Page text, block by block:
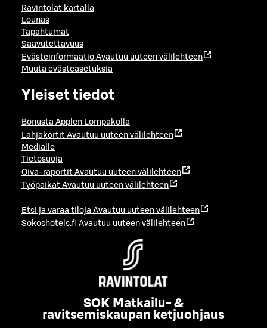
Ravintolat kartalla
Lounas
Tapahtumat
Saavutettavuus
Evästeinformaatio Avautuu uuteen välilehteen
Muuta evästeasetuksia
Yleiset tiedot
Bonusta Applen Lompakolla
Lahjakortit Avautuu uuteen välilehteen
Medialle
Tietosuoja
Oiva-raportit Avautuu uuteen välilehteen
Työpaikat Avautuu uuteen välilehteen
Etsi ja varaa tiloja Avautuu uuteen välilehteen
Sokoshotels.fi Avautuu uuteen välilehteen
SOK Matkailu- &
ravitsemiskaupan ketjuohjaus